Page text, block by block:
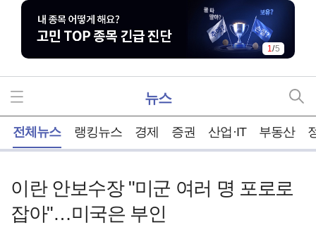
1/5
뉴스
전체뉴스 랭킹뉴스 경제 증권 산업·IT 부동산
이란 안보수장 "미군 여러 명 포로로
잡아"…미국은 부인